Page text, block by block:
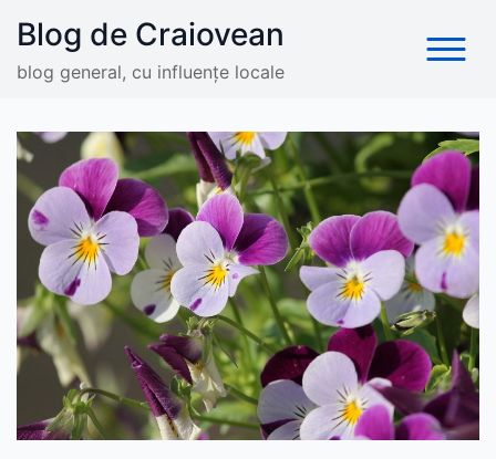
content
Blog de Craiovean
blog general, cu influențe locale